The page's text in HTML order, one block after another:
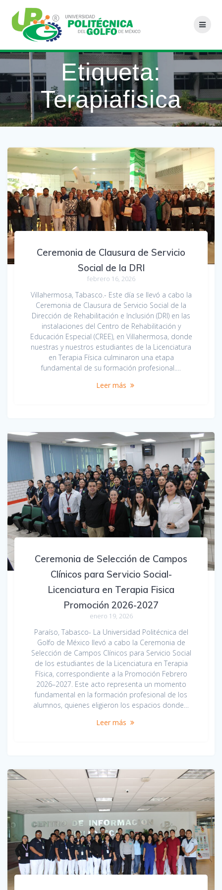
contenido
Etiqueta:
Terapiafisica
Ceremonia de Clausura de Servicio
Social de la DRI
febrero 16, 2026
Villahermosa, Tabasco.- Este día se llevó a cabo la
Ceremonia de Clausura de Servicio Social de la
Dirección de Rehabilitación e Inclusión (DRI) en las
instalaciones del Centro de Rehabilitación y
Educación Especial (CREE), en Villahermosa, donde
nuestras y nuestros estudiantes de la Licenciatura
en Terapia Física culminaron una etapa
fundamental de su formación profesional.…
Leer más
Ceremonia de Selección de Campos
Clínicos para Servicio Social-
Licenciatura en Terapia Fisica
Promoción 2026-2027
enero 19, 2026
Paraíso, Tabasco- La Universidad Politécnica del
Golfo de México llevó a cabo la Ceremonia de
Selección de Campos Clínicos para Servicio Social
de los estudiantes de la Licenciatura en Terapia
Física, correspondiente a la Promoción Febrero
2026–2027. Este acto representa un momento
fundamental en la formación profesional de los
alumnos, quienes eligieron los espacios donde…
Leer más